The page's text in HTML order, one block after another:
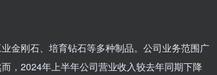
金刚石、培育钻石等多种制品。公司业务范围广
，2024年上半年公司营业收入较去年同期下降